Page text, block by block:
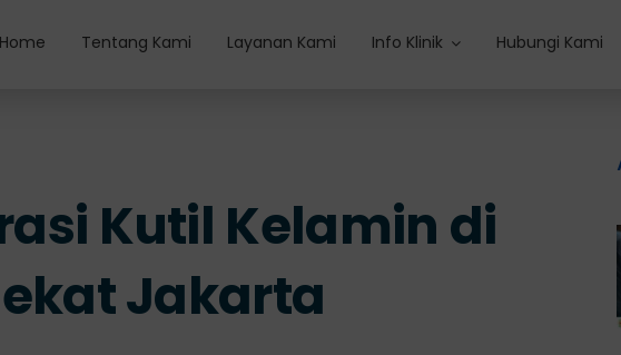
Home Tentang Kami Layanan Kami Info Klinik Hubungi Kami
Kutil Kelamin di
Jakarta